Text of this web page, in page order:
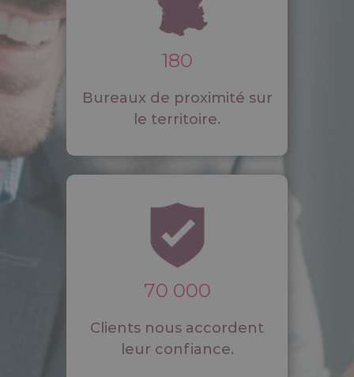
180
Bureaux de proximité sur
le territoire.
70 000
Clients nous accordent
leur confiance.